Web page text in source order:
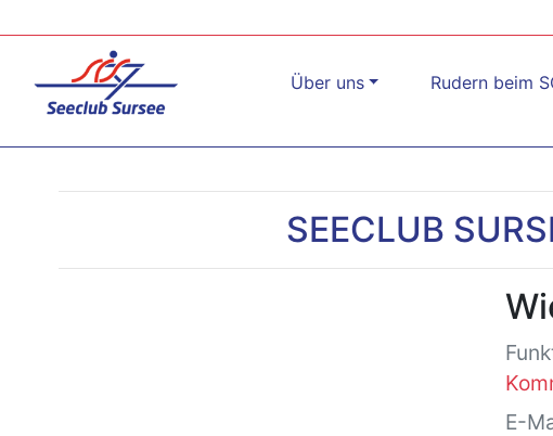
Über uns Rudern beim
SEECLUB
E-